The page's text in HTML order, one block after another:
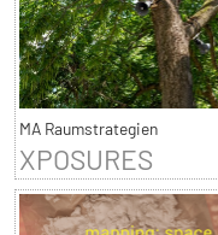
MA Raumstrategien
XPOSURES